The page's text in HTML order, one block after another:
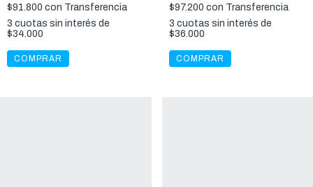
$91.800 con Transferencia
3 cuotas sin interés de
$34.000
$97.200 con Transferencia
3 cuotas sin interés de
$36.000